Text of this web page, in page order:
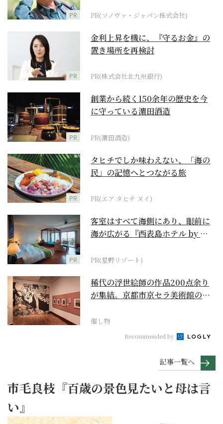
PR PR(ソノヴァ・ジャパン株式会社)
PR
金利上昇を機に、『守るお金』の
置き場所を再検討
PR(株式会社北九州銀行)
PR
創業から続く150余年の歴史を今
に守っている濵田酒造
PR(濵田酒造)
PR
タヒチでしか味わえない、「海の
民」の記憶へとつながる旅
PR(エア タヒチ ヌイ)
PR
客室はすべて海側にあり、眼前に
海が広がる『西表島ホテル by 星
PR(星野リゾート)
稀代の浮世絵師の作品200点余り
が集結。京都市京セラ美術館の
催し物
Recommended by
記事一覧へ
市毛良枝『百歳の景色見たいと母は言
い』